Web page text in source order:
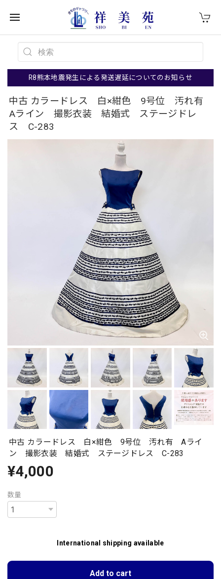
R8熊本地震発生による発送遅延についてのお知らせ
中古 カラードレス 白×紺色 9号位 汚れ有
Aライン 撮影衣装 結婚式 ステージドレ
ス C-283
中古 カラードレス 白×紺色 9号位 汚れ有 Aライ
ン 撮影衣装 結婚式 ステージドレス C-283
¥4,000
数量
International shipping available
Add to cart